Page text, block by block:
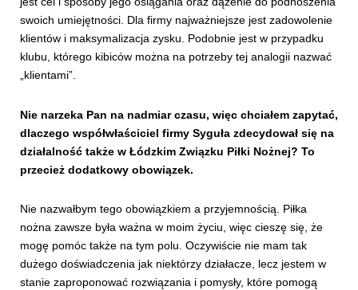
swoich umiejętności. Dla firmy najważniejsze jest zadowolenie
klientów i maksymalizacja zysku. Podobnie jest w przypadku
klubu, którego kibiców można na potrzeby tej analogii nazwać
„klientami”.
Nie narzeka Pan na nadmiar czasu, więc chciałem zapytać,
dlaczego współwłaściciel firmy Syguła zdecydował się na
działalność także w Łódzkim Związku Piłki Nożnej? To
przecież dodatkowy obowiązek.
Nie nazwałbym tego obowiązkiem a przyjemnością. Piłka
nożna zawsze była ważna w moim życiu, więc cieszę się, że
mogę pomóc także na tym polu. Oczywiście nie mam tak
dużego doświadczenia jak niektórzy działacze, lecz jestem w
stanie zaproponować rozwiązania i pomysły, które pomogą